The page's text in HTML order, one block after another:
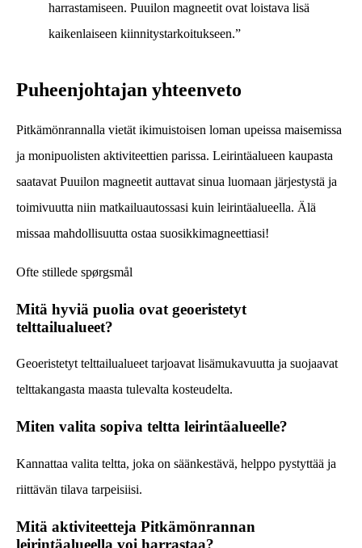
harrastamiseen. Puuilon magneetit ovat loistava lisä
kaikenlaiseen kiinnitystarkoitukseen.”
Puheenjohtajan yhteenveto
Pitkämönrannalla vietät ikimuistoisen loman upeissa maisemissa
ja monipuolisten aktiviteettien parissa. Leirintäalueen kaupasta
saatavat Puuilon magneetit auttavat sinua luomaan järjestystä ja
toimivuutta niin matkailuautossasi kuin leirintäalueella. Älä
missaa mahdollisuutta ostaa suosikkimagneettiasi!
Ofte stillede spørgsmål
Mitä hyviä puolia ovat geoeristetyt
telttailualueet?
Geoeristetyt telttailualueet tarjoavat lisämukavuutta ja suojaavat
telttakangasta maasta tulevalta kosteudelta.
Miten valita sopiva teltta leirintäalueelle?
Kannattaa valita teltta, joka on säänkestävä, helppo pystyttää ja
riittävän tilava tarpeisiisi.
Mitä aktiviteetteja Pitkämönrannan
leirintäalueella voi harrastaa?